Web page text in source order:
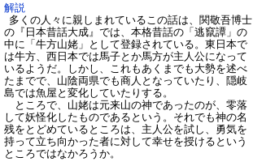
解説
多くの人々に親しまれているこの話は、関敬吾博士
の『日本昔話大成』では、本格昔話の「逃竄譚」の
中に「牛方山姥」として登録されている。東日本で
は牛方、西日本では馬子とか馬方が主人公になって
いるようだ。しかし、これもあくまでも大勢を述べ
たまでで、山陰両県でも商人となっていたり、隠岐
島では魚屋と変化していたりする。
ところで、山姥は元来山の神であったのが、零落
して妖怪化したものであるという。それでも神の名
残をとどめているところは、主人公を試し、勇気を
持って立ち向かった者に対して幸せを授けるという
ところではなかろうか。